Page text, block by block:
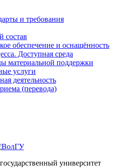
и требования
состав
обеспечение и оснащённость
Доступная среда
материальной поддержки
услуги
деятельность
(перевода)
университет